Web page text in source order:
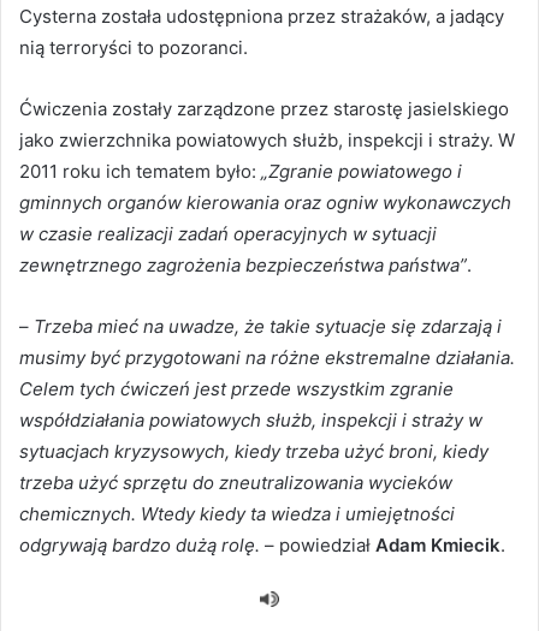
Cysterna została udostępniona przez strażaków, a jadący
nią terroryści to pozoranci.
Ćwiczenia zostały zarządzone przez starostę jasielskiego
jako zwierzchnika powiatowych służb, inspekcji i straży. W
2011 roku ich tematem było: „Zgranie powiatowego i
gminnych organów kierowania oraz ogniw wykonawczych
w czasie realizacji zadań operacyjnych w sytuacji
zewnętrznego zagrożenia bezpieczeństwa państwa”.
– Trzeba mieć na uwadze, że takie sytuacje się zdarzają i
musimy być przygotowani na różne ekstremalne działania.
Celem tych ćwiczeń jest przede wszystkim zgranie
współdziałania powiatowych służb, inspekcji i straży w
sytuacjach kryzysowych, kiedy trzeba użyć broni, kiedy
trzeba użyć sprzętu do zneutralizowania wycieków
chemicznych. Wtedy kiedy ta wiedza i umiejętności
odgrywają bardzo dużą rolę. – powiedział Adam Kmiecik.